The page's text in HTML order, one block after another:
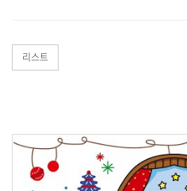
리스트